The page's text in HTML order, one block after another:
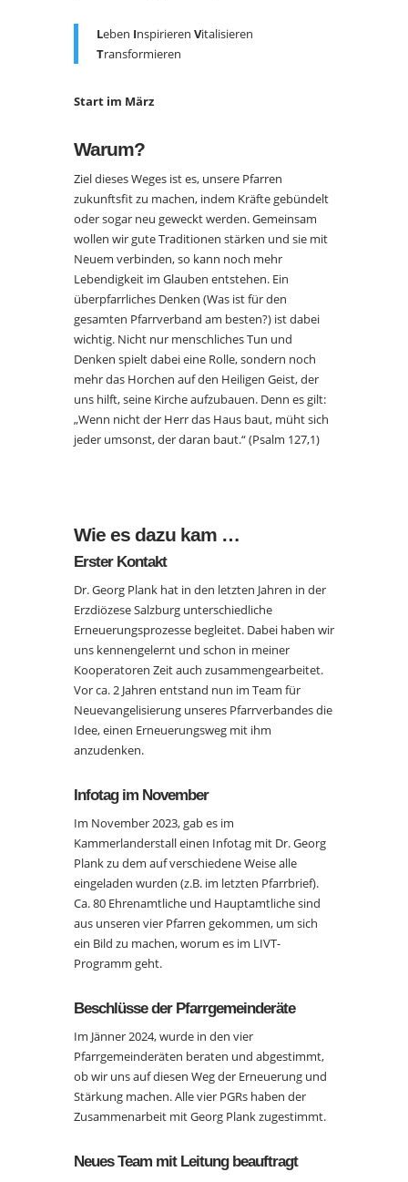
Leben Inspirieren Vitalisieren
Transformieren
Start im März
Warum?
Ziel dieses Weges ist es, unsere Pfarren
zukunftsfit zu machen, indem Kräfte gebündelt
oder sogar neu geweckt werden. Gemeinsam
wollen wir gute Traditionen stärken und sie mit
Neuem verbinden, so kann noch mehr
Lebendigkeit im Glauben entstehen. Ein
überpfarrliches Denken (Was ist für den
gesamten Pfarrverband am besten?) ist dabei
wichtig. Nicht nur menschliches Tun und
Denken spielt dabei eine Rolle, sondern noch
mehr das Horchen auf den Heiligen Geist, der
uns hilft, seine Kirche aufzubauen. Denn es gilt:
„Wenn nicht der Herr das Haus baut, müht sich
jeder umsonst, der daran baut.“ (Psalm 127,1)
Wie es dazu kam …
Erster Kontakt
Dr. Georg Plank hat in den letzten Jahren in der
Erzdiözese Salzburg unterschiedliche
Erneuerungsprozesse begleitet. Dabei haben wir
uns kennengelernt und schon in meiner
Kooperatoren Zeit auch zusammengearbeitet.
Vor ca. 2 Jahren entstand nun im Team für
Neuevangelisierung unseres Pfarrverbandes die
Idee, einen Erneuerungsweg mit ihm
anzudenken.
Infotag im November
Im November 2023, gab es im
Kammerlanderstall einen Infotag mit Dr. Georg
Plank zu dem auf verschiedene Weise alle
eingeladen wurden (z.B. im letzten Pfarrbrief).
Ca. 80 Ehrenamtliche und Hauptamtliche sind
aus unseren vier Pfarren gekommen, um sich
ein Bild zu machen, worum es im LIVT-
Programm geht.
Beschlüsse der Pfarrgemeinderäte
Im Jänner 2024, wurde in den vier
Pfarrgemeinderäten beraten und abgestimmt,
ob wir uns auf diesen Weg der Erneuerung und
Stärkung machen. Alle vier PGRs haben der
Zusammenarbeit mit Georg Plank zugestimmt.
Neues Team mit Leitung beauftragt